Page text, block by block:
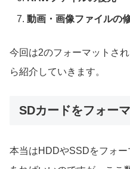
動画・画像ファイルの
今回は2のフォーマットさ
ら紹介していきます。
SDカードをフォー
本当はHDDやSSDをフォ